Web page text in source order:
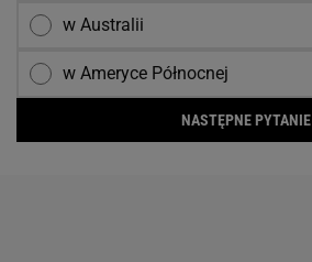
w Australii
w Ameryce Północnej
NASTĘPNE PYTANIE